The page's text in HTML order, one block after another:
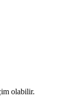
olabilir.